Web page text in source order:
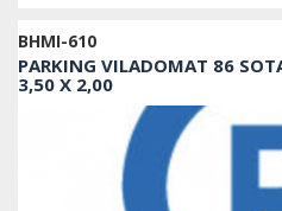
BHMI-610
PARKING VILADOMAT 86
3,50 X 2,00